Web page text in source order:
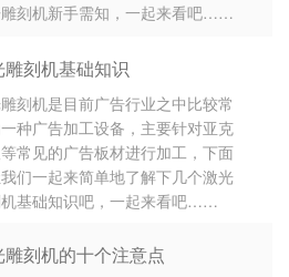
刻机新手需知，一起来看吧……
雕刻机基础知识
刻机是目前广告行业之中比较常
种广告加工设备，主要针对亚克
常见的广告板材进行加工，下面
们一起来简单地了解下几个激光
基础知识吧，一起来看吧……
雕刻机的十个注意点